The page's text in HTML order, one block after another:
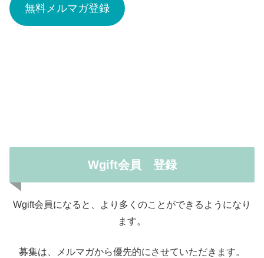
無料メルマガ登録
Wgift会員 登録
Wgift会員になると、より多くのことができるようになり
ます。
募集は、メルマガから優先的にさせていただきます。